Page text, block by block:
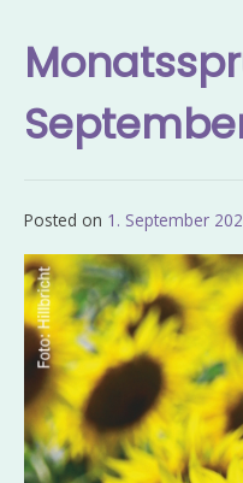
Posted on 1. September